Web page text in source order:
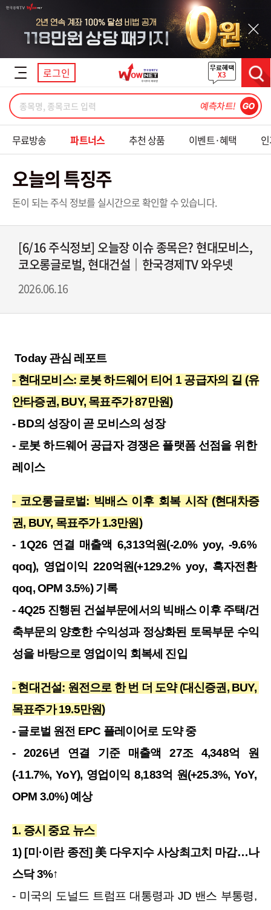
닫기
로그인
무료방송 파트너스 추천 상품 이벤트·혜택
오늘의 특징주
돈이 되는 주식 정보를 실시간으로 확인할 수 있습니다.
[6/16 주식정보] 오늘장 이슈 종목은? 현대모비스,
코오롱글로벌, 현대건설｜한국경제TV 와우넷
2026.06.16
Today 관심 레포트
- 현대모비스: 로봇 하드웨어 티어 1 공급자의 길 (유
안타증권, BUY, 목표주가 87만원)
- BD의 성장이 곧 모비스의 성장
- 로봇 하드웨어 공급자 경쟁은 플랫폼 선점을 위한
레이스
- 코오롱글로벌: 빅배스 이후 회복 시작 (현대차증
권, BUY, 목표주가 1.3만원)
- 1Q26 연결 매출액 6,313억원(-2.0% yoy, -9.6%
qoq), 영업이익 220억원(+129.2% yoy, 흑자전환
qoq, OPM 3.5%) 기록
- 4Q25 진행된 건설부문에서의 빅배스 이후 주택/건
축부문의 양호한 수익성과 정상화된 토목부문 수익
성을 바탕으로 영업이익 회복세 진입
- 현대건설: 원전으로 한 번 더 도약 (대신증권, BUY,
목표주가 19.5만원)
- 글로벌 원전 EPC 플레이어로 도약 중
- 2026년 연결 기준 매출액 27조 4,348억 원
(-11.7%, YoY), 영업이익 8,183억 원(+25.3%, YoY,
OPM 3.0%) 예상
1. 증시 중요 뉴스
1) [미·이란 종전] 美 다우지수 사상최고치 마감…나
스닥 3%↑
- 미국의 도널드 트럼프 대통령과 JD 밴스 부통령,